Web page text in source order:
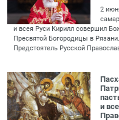
2
и всея Руси Кирилл совершил
Пресвятой Богородицы в
Предстоятель Русской
и